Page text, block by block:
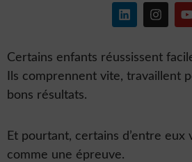
L
i
e
d
I
n
a
g
r
Y
o
b
e
Certains enfants réussissent
Ils comprennent vite, travaillent
bons résultats.
Et pourtant, certains d’entre
comme une épreuve.